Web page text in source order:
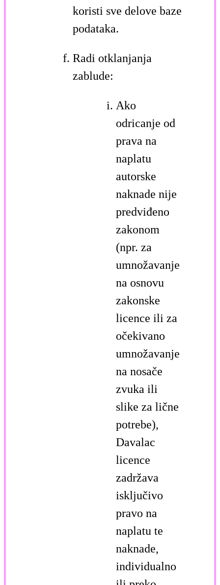
koristi sve delove baze
podataka.
Radi otklanjanja
zablude:
Ako
odricanje od
prava na
naplatu
autorske
naknade nije
predviđeno
zakonom
(npr. za
umnožavanje
na osnovu
zakonske
licence ili za
očekivano
umnožavanje
na nosače
zvuka ili
slike za lične
potrebe),
Davalac
licence
zadržava
isključivo
pravo na
naplatu te
naknade,
individualno